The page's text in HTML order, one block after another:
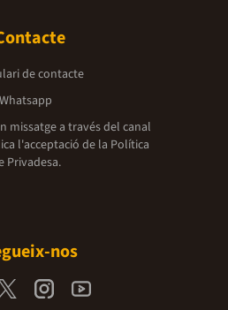
de contacte
Whatsapp
missatge a través del canal
l'acceptació de la Política
Privadesa.
nos